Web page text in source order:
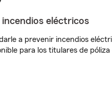
eléctricos
a prevenir incendios
para los titulares de